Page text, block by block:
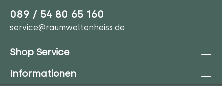
089 / 54 80 65 160
service@raumweltenheiss.de
Shop Service
Informationen